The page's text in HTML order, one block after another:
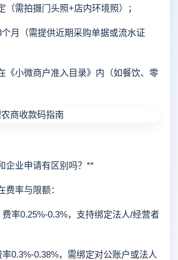
需拍摄门头照+店内环境照）；
（需提供近期采购单据或流水证
小微商户准入目录》内（如餐饮、零
业申请有区别吗？**
率与限额：
0.25%-0.3%，支持绑定法人/经营者
0.38%，需绑定对公账户或法人